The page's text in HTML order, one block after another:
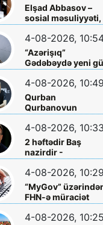
Elşad Abbasov –
sosial məsuliyyəti,
xeyriyyəçiliyi və
dəyərlərə bağlılığı
ilə seçilən nüfuzlu
rəhbər
4-08-2026,
“Azərişıq”
Gədəbəydə yeni
mərkəzləri
quraşdırdı
4-08-2026, 10:49
Qurban
Qurbanovun
mətbuat konfransı
Bakıda olacaq
4-08-2026, 10:33
2 həftədir Baş
nazirdir -
Məzuniyyətə çıxır
4-08-2026, 10:29
“MyGov”
FHN-ə müraciət
etmək olacaq
4-08-2026, 10:25